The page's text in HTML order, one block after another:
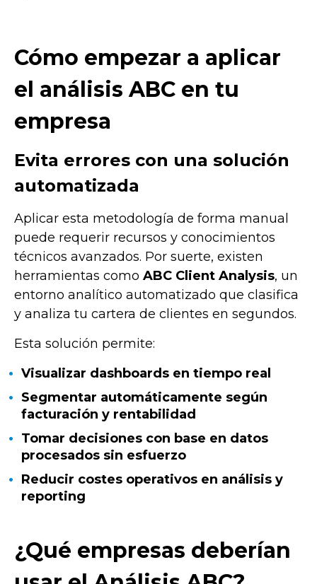
Cómo empezar a aplicar
el análisis ABC en tu
empresa
Evita errores con una solución
automatizada
Aplicar esta metodología de forma manual
puede requerir recursos y conocimientos
técnicos avanzados. Por suerte, existen
herramientas como ABC Client Analysis, un
entorno analítico automatizado que clasifica
y analiza tu cartera de clientes en segundos.
Esta solución permite:
Visualizar dashboards en tiempo real
Segmentar automáticamente según
facturación y rentabilidad
Tomar decisiones con base en datos
procesados sin esfuerzo
Reducir costes operativos en análisis y
reporting
¿Qué empresas deberían